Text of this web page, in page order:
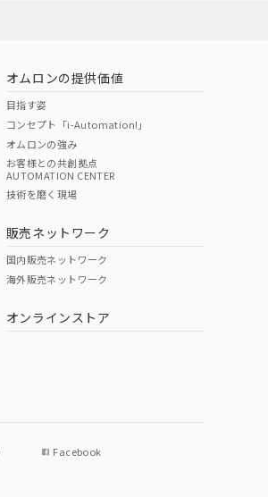
O
オムロンの提供価値
目指す姿
コンセプト「i-Automation!」
オムロンの強み
お客様との共創拠点
AUTOMATION CENTER
技術を磨く現場
販売ネットワーク
国内販売ネットワーク
海外販売ネットワーク
オンラインストア
Facebook